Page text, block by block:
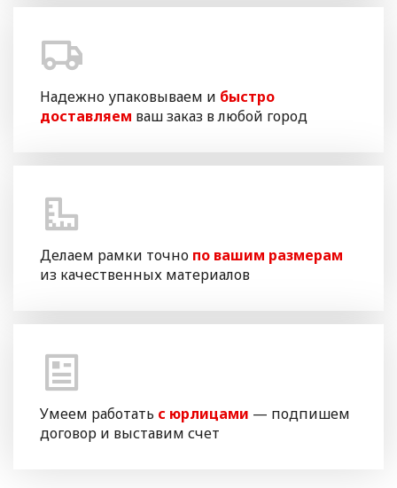
Надежно упаковываем и быстро
доставляем ваш заказ в любой город
Делаем рамки точно по вашим размерам
из качественных материалов
Умеем работать с юрлицами — подпишем
договор и выставим счет